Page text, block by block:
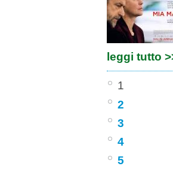
leggi tutto
1
2
3
4
5